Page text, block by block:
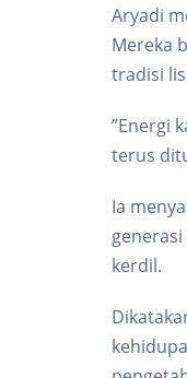
Aryadi
Mereka
tradisi
”Energi
terus
Ia
kerdil.